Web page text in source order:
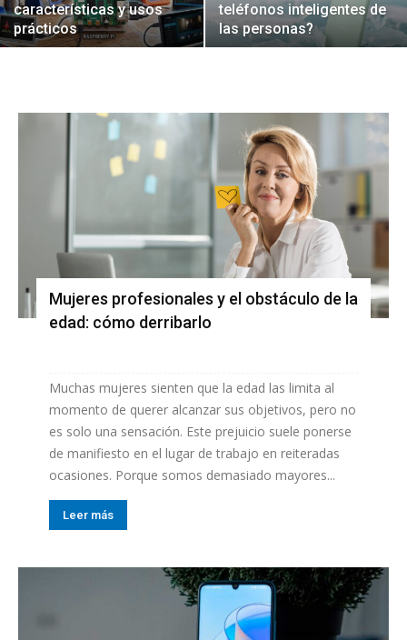
características y usos
prácticos
teléfonos inteligentes de
las personas?
Mujeres profesionales y el obstáculo de la
edad: cómo derribarlo
Muchas mujeres sienten que la edad las limita al
momento de querer alcanzar sus objetivos, pero no
es solo una sensación. Este prejuicio suele ponerse
de manifiesto en el lugar de trabajo en reiteradas
ocasiones. Porque somos demasiado mayores...
Leer más